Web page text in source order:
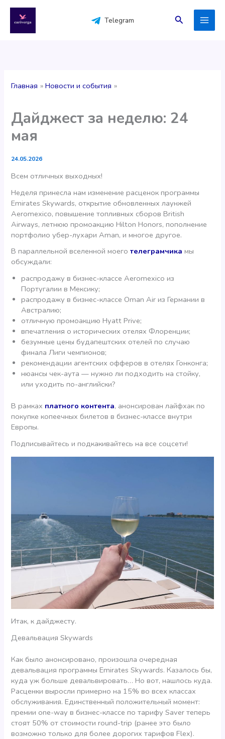
содержимому
Telegram Поиск
Главная Новости и события
Дайджест за неделю: 24
мая
24.05.2026
Всем отличных выходных!
Неделя принесла нам изменение расценок программы
Emirates Skywards, открытие обновленных лаунжей
Aeromexico, повышение топливных сборов British
Airways, летнюю промоакцию Hilton Honors, пополнение
портфолио убер-лухари Aman, и многое другое.
В параллельной вселенной моеготелеграмчика мы
обсуждали:
распродажу в бизнес-классе Aeromexico из
Португалии в Мексику;
распродажу в бизнес-классе Oman Air из Германии в
Австралию;
отличную промоакцию Hyatt Prive;
впечатления о исторических отелях Флоренции;
безумные цены будапештских отелей по случаю
финала Лиги чемпионов;
рекомендации агентских офферов в отелях Гонконга;
нюансы чек-аута — нужно ли подходить на стойку,
или уходить по-английски?
В рамках платного контента, анонсирован лайфхак по
покупке копеечных билетов в бизнес-классе внутри
Европы.
Подписывайтесь и подкакивайтесь на все соцсети!
Итак, к дайджесту.
Девальвация Skywards
Как было анонсировано, произошла очередная
девальвация программы Emirates Skywards. Казалось бы,
куда уж больше девальвировать… Но вот, нашлось куда.
Расценки выросли примерно на 15% во всех классах
обслуживания. Единственный положительный момент:
премии one-way в бизнес-классе по тарифу Saver теперь
стоят 50% от стоимости round-trip (ранее это было
возможно только для более дорогих тарифов Flex).